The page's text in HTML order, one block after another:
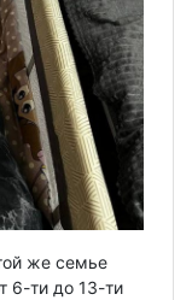
же семье
6-ти до 13-ти